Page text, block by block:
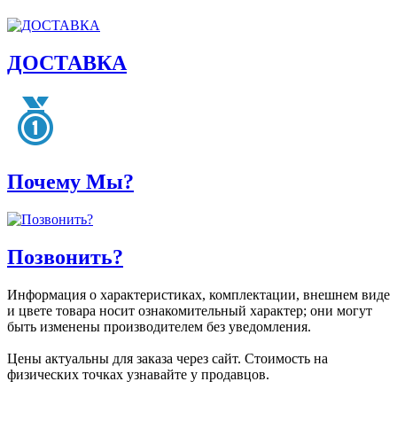
ДОСТАВКА
Почему Мы?
Позвонить?
Информация о характеристиках, комплектации, внешнем виде
и цвете товара носит ознакомительный характер; они могут
быть изменены производителем без уведомления.
Цены актуальны для заказа через сайт. Стоимость на
физических точках узнавайте у продавцов.